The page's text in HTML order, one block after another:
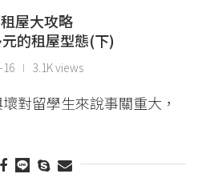
屋大攻略
的租屋型態(下)
16 3.1K views
對留學生來說事關重大，